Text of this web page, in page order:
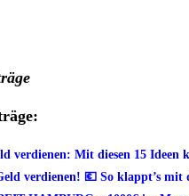
verdienen: Mit diesen 15
verdienen! 💶 So klappt’s